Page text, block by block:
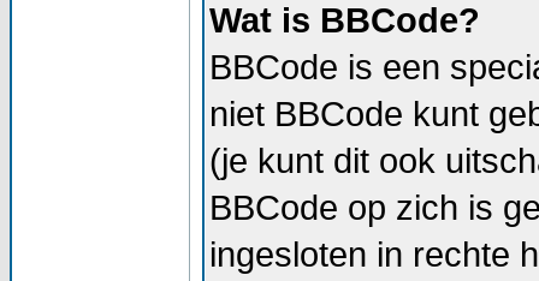
Wat is BBCode?
BBCode is een
niet BBCode kunt
(je kunt dit ook
BBCode op zich is
ingesloten in rechte